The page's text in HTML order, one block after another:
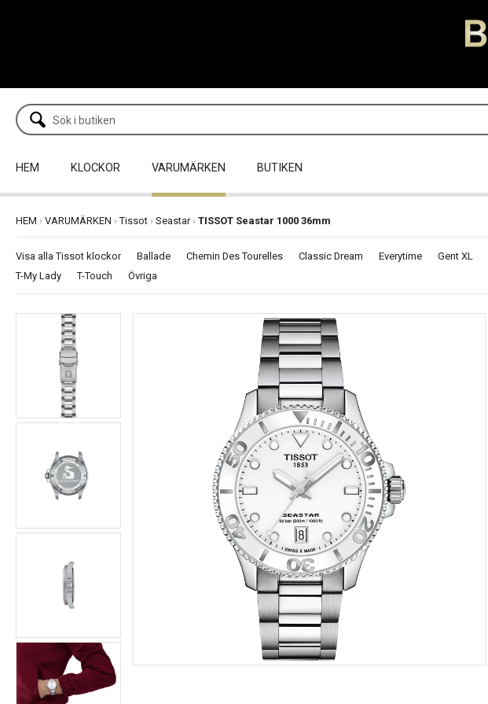
HEM KLOCKOR VARUMÄRKEN BUTIKEN
HEM › VARUMÄRKEN ›Tissot › Seastar› TISSOT Seastar 1000 36mm
Visa alla Tissot klockor Ballade Chemin Des Tourelles Classic Dream Everytime Gent XL
T-My Lady
T-Touch Övriga